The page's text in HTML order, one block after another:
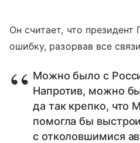
Он считает, что президент
ошибку, разорвав все
Можно было с
Напротив, можно
да так крепко, что
помогла бы
с отколовшимися